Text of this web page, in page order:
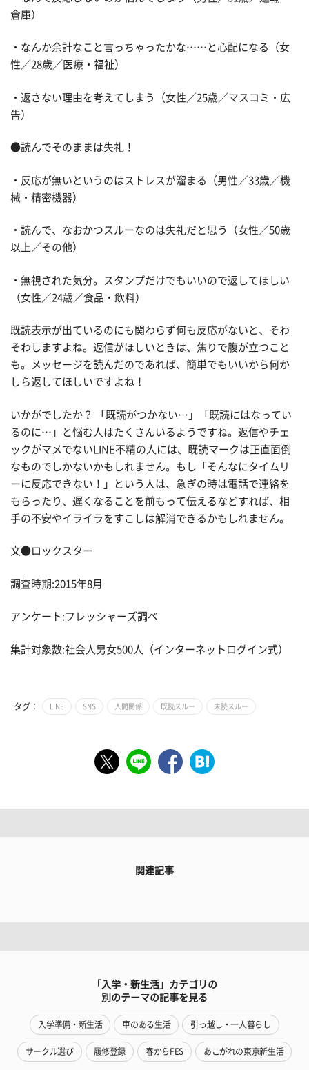
倉庫）
・なんか余計なこと言っちゃったかな……と心配になる（女
性／28歳／医療・福祉）
・返さない理由を考えてしまう（女性／25歳／マスコミ・広
告）
●読んでそのままは失礼！
・反応が無いというのはストレスが溜まる（男性／33歳／機
械・精密機器）
・読んで、なおかつスルーなのは失礼だと思う（女性／50歳
以上／その他）
・無視された気分。スタンプだけでもいいので返してほしい
（女性／24歳／食品・飲料）
既読表示が出ているのにも関わらず何も反応がないと、そわ
そわしますよね。返信がほしいときは、焦りで腹が立つこと
も。メッセージを読んだのであれば、簡単でもいいから何か
しら返してほしいですよね！
いかがでしたか？ 「既読がつかない…」「既読にはなってい
るのに…」と悩む人はたくさんいるようですね。返信やチェ
ックがマメでないLINE不精の人には、既読マークは正直面倒
なものでしかないかもしれません。もし「そんなにタイムリ
ーに反応できない！」という人は、急ぎの時は電話で連絡を
もらったり、遅くなることを前もって伝えるなどすれば、相
手の不安やイライラをすこしは解消できるかもしれません。
文●ロックスター
調査時期:2015年8月
アンケート:フレッシャーズ調べ
集計対象数:社会人男女500人（インターネットログイン式）
タグ： LINE SNS 人間関係 既読スルー 未読スルー
関連記事
「入学・新生活」カテゴリの
別のテーマの記事を見る
入学準備・新生活 車のある生活 引っ越し・一人暮らし
サークル選び 履修登録 春からFES あこがれの東京新生活